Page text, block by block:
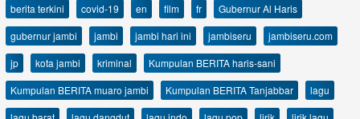
berita terkini
covid-19 en film fr
Gubernur Al Haris
gubernur jambi
jambi jambi hari ini jambiseru
jambiseru.com
jp
kota jambi kriminal
Kumpulan BERITA haris-sani
Kumpulan BERITA muaro jambi
Kumpulan BERITA Tanjabbar
lagu